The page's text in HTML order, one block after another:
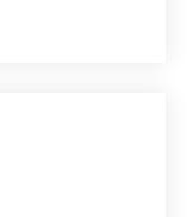
embauches
à y
Pour y
dispositifs
secteur.